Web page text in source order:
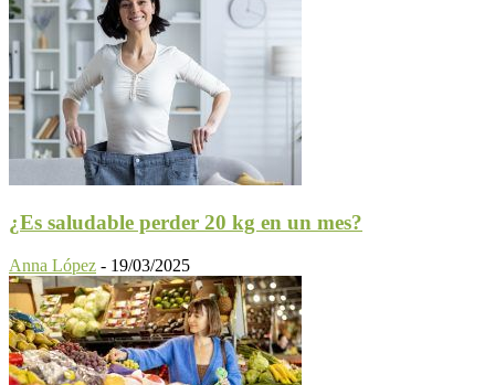
¿Es saludable perder 20 kg en un mes?
Anna López - 19/03/2025